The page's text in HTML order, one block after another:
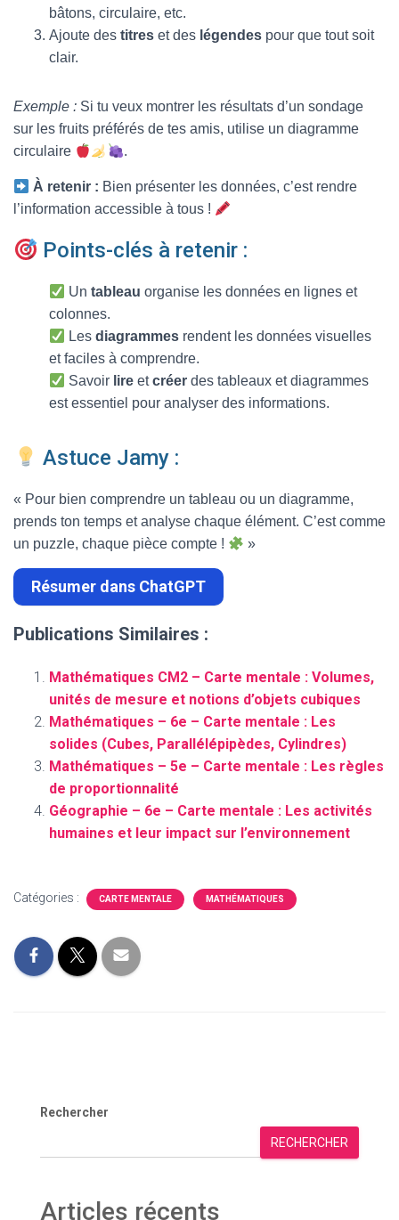
bâtons, circulaire, etc.
Ajoute des titres et des légendes pour que tout soit
clair.
Exemple : Si tu veux montrer les résultats d’un sondage
sur les fruits préférés de tes amis, utilise un diagramme
circulaire
.
À retenir : Bien présenter les données, c’est rendre
l’information accessible à tous !
Points-clés à retenir :
Untableau organise les données en lignes et
colonnes.
Lesdiagrammes rendent les données visuelles
et faciles à comprendre.
Savoir lire etcréer des tableaux et diagrammes
est essentiel pour analyser des informations.
Astuce Jamy :
« Pour bien comprendre un tableau ou un diagramme,
prends ton temps et analyse chaque élément. C’est comme
un puzzle, chaque pièce compte !
»
Résumer dans ChatGPT
Publications Similaires :
Mathématiques CM2 – Carte mentale : Volumes,
unités de mesure et notions d’objets cubiques
Mathématiques – 6e – Carte mentale : Les
solides (Cubes, Parallélépipèdes, Cylindres)
Mathématiques – 5e – Carte mentale : Les règles
de proportionnalité
Géographie – 6e – Carte mentale : Les activités
humaines et leur impact sur l’environnement
Catégories : CARTE MENTALE MATHÉMATIQUES
Rechercher
RECHERCHER
Articles récents